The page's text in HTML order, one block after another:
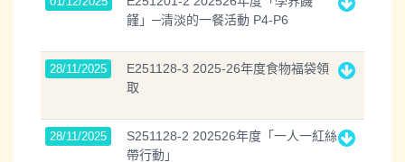
饉」─清淡的一餐活動 P4-P6
28/11/2025
E251128-3 2025-26年度食物福袋領
取
28/11/2025
S251128-2 202526年度「一人一紅絲
帶行動」